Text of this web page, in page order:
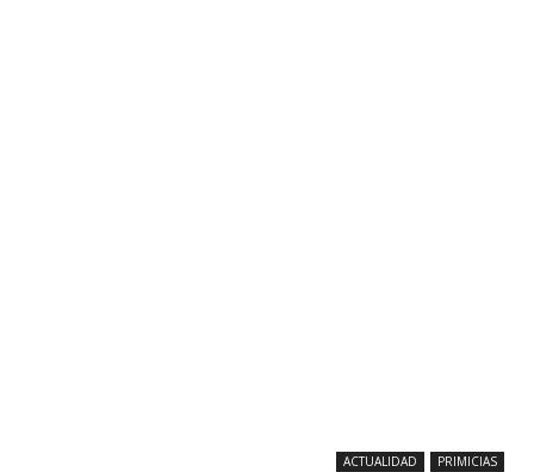
ACTUALIDAD PRIMICIAS